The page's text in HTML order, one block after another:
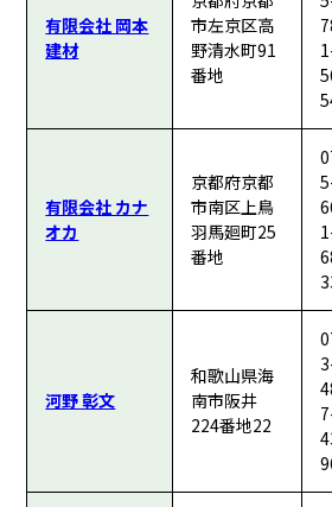
有限会社 岡本
建材
市左京区高
野清水町91
番地
有限会社 カナ
オカ
京都府京都
市南区上鳥
羽馬廻町25
番地
河野 彰文
和歌山県海
南市阪井
224番地22